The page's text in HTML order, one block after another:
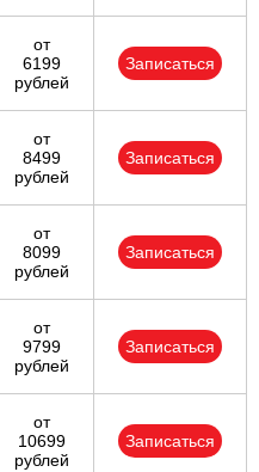
от
6199
рублей
Записаться
от
8499
рублей
Записаться
от
8099
рублей
Записаться
от
9799
рублей
Записаться
от
10699
рублей
Записаться